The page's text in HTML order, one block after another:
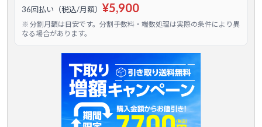
36回払い（税込/月額） ¥5,900
※ 分割月額は目安です。分割手数料・端数処理は実際の条件により異
なる場合があります。